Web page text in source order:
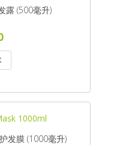
露 (500毫升)
发膜 (1000毫升)